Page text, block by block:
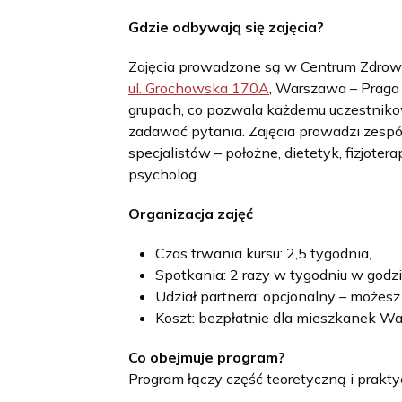
Gdzie odbywają się zajęcia?
Zajęcia prowadzone są w Centrum
ul. Grochowska 170A, Warszawa –
grupach, co pozwala każdemu
zadawać pytania. Zajęcia prowadzi
specjalistów – położne, dietetyk,
psycholog.
Organizacja zajęć
Czas trwania kursu: 2,5 tygodnia,
Spotkania: 2 razy w tygodniu w
Udział partnera: opcjonalny –
Koszt: bezpłatnie dla mieszkanek
Co obejmuje program?
Program łączy część teoretyczną i